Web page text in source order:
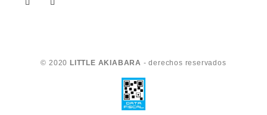
© 2020 LITTLE AKIABARA - derechos reservados